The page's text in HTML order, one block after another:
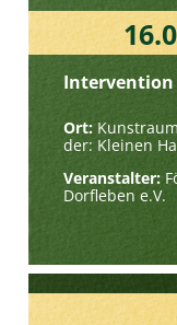
Intervention
Ort:
der: Kleinen
Veranstalter:
Dorfleben e.V.